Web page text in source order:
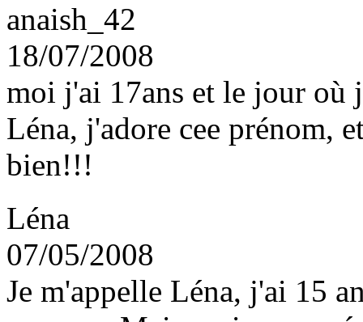
anaish_42
18/07/2008
moi j'ai 17ans et le jour où
Léna, j'adore cee prénom,
bien!!!
Léna
07/05/2008
Je m'appelle Léna, j'ai 15